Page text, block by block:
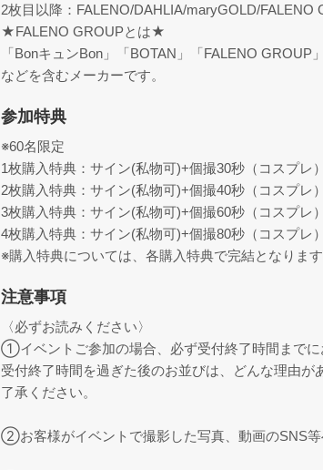
2枚目以降：FALENO/DAHLIA/maryGOLD/FALENO
★FALENO GROUPとは★
「BonキュンBon」「BOTAN」「FALENO
などを含むメーカーです。
参加特典
※60名限定
1枚購入特典：サイン(私物可)+個撮30秒（コスプレ
2枚購入特典：サイン(私物可)+個撮40秒（コスプレ
3枚購入特典：サイン(私物可)+個撮60秒（コスプレ
4枚購入特典：サイン(私物可)+個撮80秒（コスプレ
※購入特典については、各購入特典で完結となります
注意事項
〈必ずお読みください〉
①イベントご参加の場合、必ず受付終了時間までに
受付終了時間を過ぎた後のお並びは、どんな理由
了承ください。
➁お客様がイベントで撮影した写真、動画のSNS等